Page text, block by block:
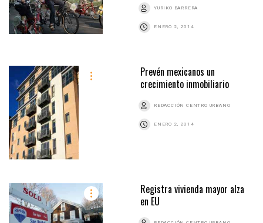
YURIKO BARRERA
ENERO 2, 2014
Prevén mexicanos un
crecimiento inmobiliario
REDACCIÓN CENTRO URBANO
ENERO 2, 2014
Registra vivienda mayor alza
en EU